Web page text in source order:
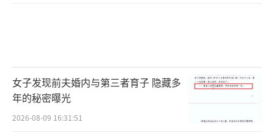
女子发现前夫婚内与第三者育子 隐藏多
年的秘密曝光
2026-08-09 16:31:51